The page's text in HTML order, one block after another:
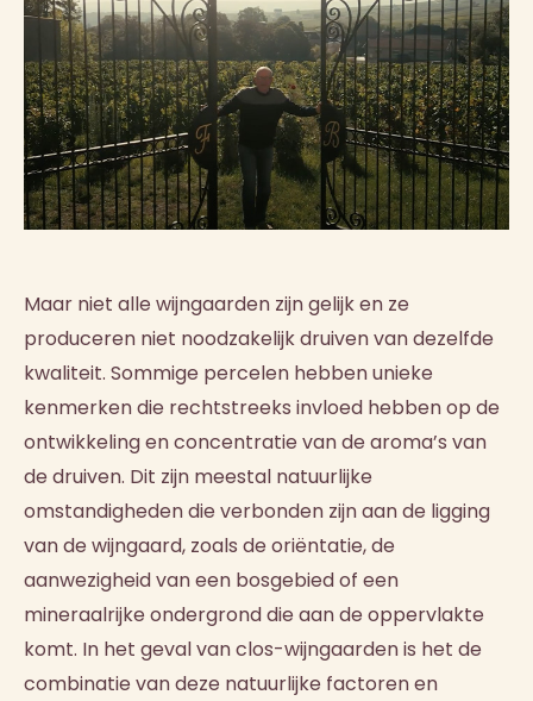
Maar niet alle wijngaarden zijn gelijk en ze
produceren niet noodzakelijk druiven van dezelfde
kwaliteit. Sommige percelen hebben unieke
kenmerken die rechtstreeks invloed hebben op de
ontwikkeling en concentratie van de aroma’s van
de druiven. Dit zijn meestal natuurlijke
omstandigheden die verbonden zijn aan de ligging
van de wijngaard, zoals de oriëntatie, de
aanwezigheid van een bosgebied of een
mineraalrijke ondergrond die aan de oppervlakte
komt. In het geval van clos-wijngaarden is het de
combinatie van deze natuurlijke factoren en